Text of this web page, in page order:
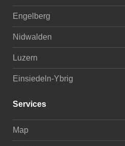
Engelberg
Nidwalden
Luzern
Einsiedeln-Ybrig
Services
Map